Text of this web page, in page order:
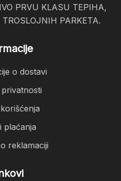
PRVU KLASU TEPIHA,
PARKETA.
o dostavi
plaćanja
reklamaciji